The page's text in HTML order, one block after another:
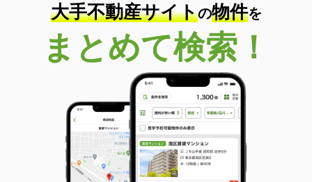
大手不動産サイトの物件を
まとめて検索！